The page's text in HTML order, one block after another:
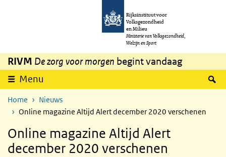
Overslaan en naar de inhoud gaan
Rijksinstituut voor
Volksgezondheid
en Milieu
Ministerie van Volksgezondheid,
Welzijn en Sport
RIVM De zorg voor morgen begint vandaag
Menu
Home
Nieuws
Online magazine Altijd Alert december 2020 verschenen
Online magazine Altijd Alert
december 2020 verschenen